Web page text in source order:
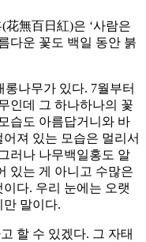
無百日紅)은 ‘사람은
다운 꽃도 백일 동안 붉
나무가 있다. 7월부터
인데 그 하나하나의 꽃
습도 아름답거니와 바
져 있는 모습은 멀리서
러나 나무백일홍도 알
있는 게 아니고 수많은
다. 우리 눈에는 오랫
만 말이다.
할 수 있겠다. 그 자태